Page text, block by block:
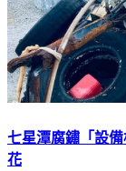
七星潭腐鏽「設
花